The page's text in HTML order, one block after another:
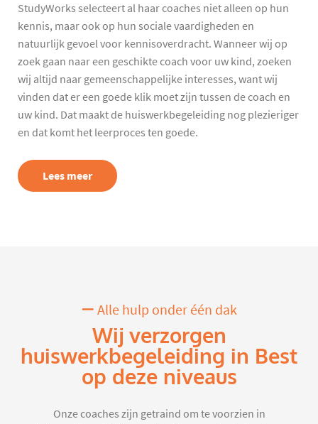
StudyWorks selecteert al haar coaches niet alleen op hun
kennis, maar ook op hun sociale vaardigheden en
natuurlijk gevoel voor kennisoverdracht. Wanneer wij op
zoek gaan naar een geschikte coach voor uw kind, zoeken
wij altijd naar gemeenschappelijke interesses, want wij
vinden dat er een goede klik moet zijn tussen de coach en
uw kind. Dat maakt de huiswerkbegeleiding nog plezieriger
en dat komt het leerproces ten goede.
Lees meer
Alle hulp onder één dak
Wij verzorgen
huiswerkbegeleiding in Best
op deze niveaus
Onze coaches zijn getraind om te voorzien in